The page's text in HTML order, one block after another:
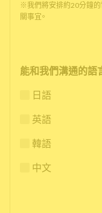
※我們將安排約20分鐘的
關事宜。
能和我們溝通的語
日語
英語
韓語
中文